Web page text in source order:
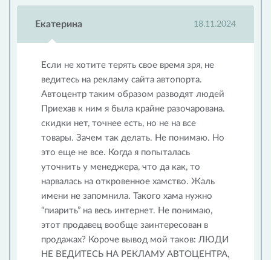
Екатерина 18.11.2024
Если не хотите терять свое время зря, не
ведитесь на рекламу сайта автопорта.
Автоцентр таким образом разводят людей
Приехав к ним я была крайне разочарована.
скидки нет, точнее есть, но не на все
товары. Зачем так делать. Не понимаю. Но
это еще не все. Когда я попыталась
уточнить у менеджера, что да как, то
нарвалась на откровенное хамство. Жаль
имени не запомнила. Такого хама нужно
“пиарить” на весь интернет. Не понимаю,
этот продавец вообще заинтересован в
продажах? Короче вывод мой таков: ЛЮДИ
НЕ ВЕДИТЕСЬ НА РЕКЛАМУ АВТОЦЕНТРА,